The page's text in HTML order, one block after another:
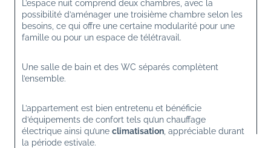
L’espace nuit comprend deux chambres, avec la
possibilité d’aménager une troisième chambre selon les
besoins, ce qui offre une certaine modularité pour une
famille ou pour un espace de télétravail.
Une salle de bain et des WC séparés complètent
l’ensemble.
L’appartement est bien entretenu et bénéficie
d’équipements de confort tels qu’un chauffage
électrique ainsi qu’une climatisation , appréciable durant
la période estivale.